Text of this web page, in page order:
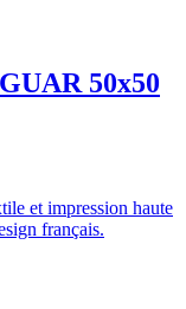
50x50
et impression haute
français.